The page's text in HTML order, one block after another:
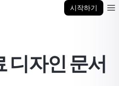
시작하기
디자인 문서